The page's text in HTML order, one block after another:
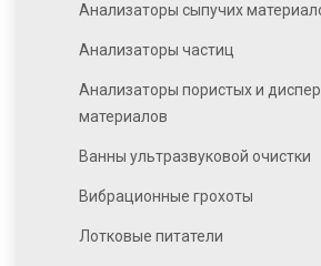
Анализаторы сыпучих
Анализаторы частиц
Анализаторы пористых и
материалов
Ванны ультразвуковой очистки
Вибрационные грохоты
Лотковые питатели